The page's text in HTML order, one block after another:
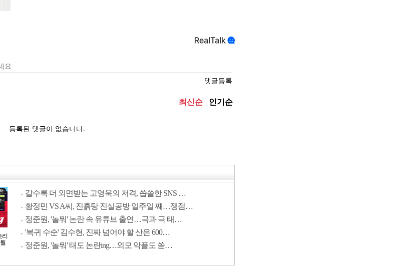
갈수록 더 외면받는 고영욱의 저격, 씁쓸한 SNS …
황정민 VS A씨, 진흙탕 진실공방 일주일 째…쟁점…
정준원, '놀뭐' 논란 속 유튜브 출연…극과 극 태…
'복귀 수순' 김수현, 진짜 넘어야 할 산은 600…
정준원, '놀뭐' 태도 논란ing…외모 악플도 쏟…